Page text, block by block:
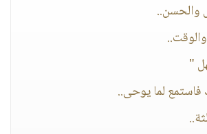
والحسن..
"
فاستمع لما يوحى..